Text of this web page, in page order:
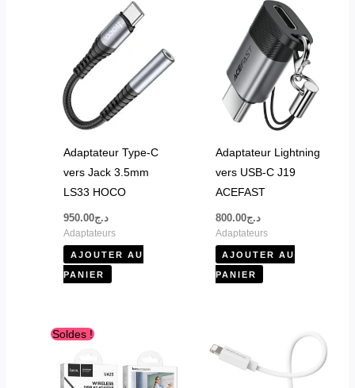
Adaptateur Type-C
vers Jack 3.5mm
LS33 HOCO
د.ج950.00
Adaptateurs
AJOUTER AU
PANIER
Adaptateur Lightning
vers USB-C J19
ACEFAST
د.ج800.00
Adaptateurs
AJOUTER AU
PANIER
Soldes !
Le
prix
initial
était :
د.ج11,340.00.
est :
د.ج6,800.00.